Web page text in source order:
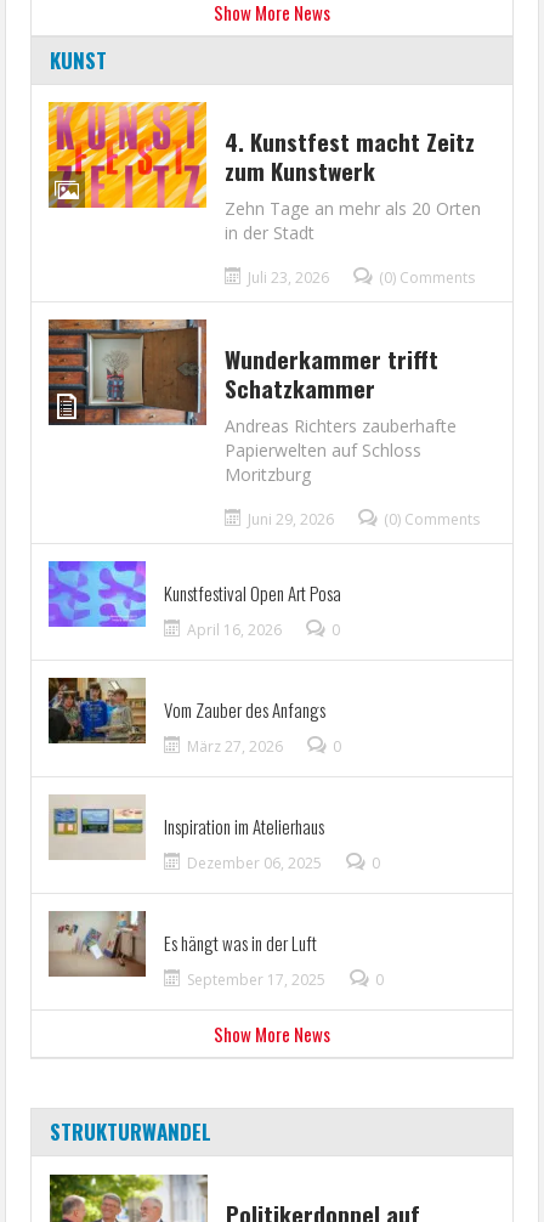
Show More News
KUNST
4. Kunstfest macht Zeitz
zum Kunstwerk
Zehn Tage an mehr als 20 Orten
in der Stadt
Juli 23, 2026 (0) Comments
Wunderkammer trifft
Schatzkammer
Andreas Richters zauberhafte
Papierwelten auf Schloss
Moritzburg
Juni 29, 2026 (0) Comments
Kunstfestival Open Art Posa
April 16, 2026 0
Vom Zauber des Anfangs
März 27, 2026 0
Inspiration im Atelierhaus
Dezember 06, 2025 0
Es hängt was in der Luft
September 17, 2025 0
Show More News
STRUKTURWANDEL
Politikerdoppel auf